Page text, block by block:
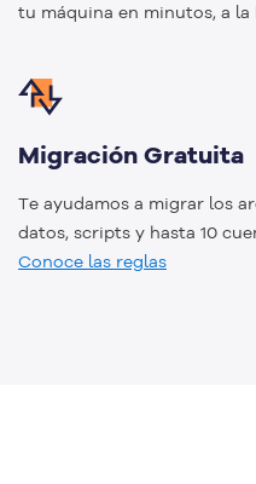
tu máquina en minutos, a
Migración Gratuita
Te ayudamos a migrar los
datos, scripts y hasta 10
Conoce las reglas